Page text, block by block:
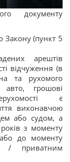
документу
Закону (пункт 5
арештів
відчуження (в
та рухомого
грошові
є
виконавчою
або судом, а
з моменту
до моменту
/ приватним